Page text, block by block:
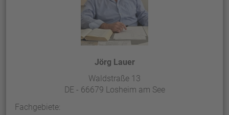
Jörg Lauer
Waldstraße 13
DE - 66679 Losheim am See
Fachgebiete: